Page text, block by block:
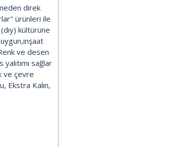
direk
ürünleri ile
kültürüne
ve desen
sağlar
ve çevre
Ekstra Kalın,